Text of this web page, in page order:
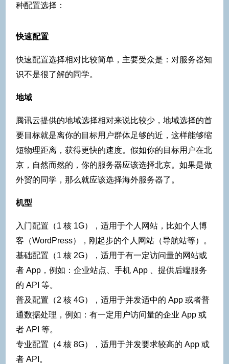
种配置选择：
快速配置
快速配置选择相对比较简单，主要受众是：对服务器知
识不是很了解的同学。
地域
腾讯云提供的地域选择相对来说比较少，地域选择的首
要目标就是离你的目标用户群体足够的近，这样能够缩
短物理距离，获得更快的速度。假如你的目标用户在北
京，自然而然的，你的服务器应该选择北京。如果是做
外贸的同学，那么就应该选择海外服务器了。
机型
入门配置（1 核 1G），适用于个人网站，比如个人博
客（WordPress），刚起步的个人网站（导航站等）。
基础配置（1 核 2G），适用于有一定访问量的网站或
者 App，例如：企业站点、手机 App 、提供后端服务
的 API 等。
普及配置（2 核 4G），适用于并发适中的 App 或者普
通数据处理，例如：有一定用户访问量的企业 App 或
者 API 等。
专业配置（4 核 8G），适用于并发要求较高的 App 或
者 API。